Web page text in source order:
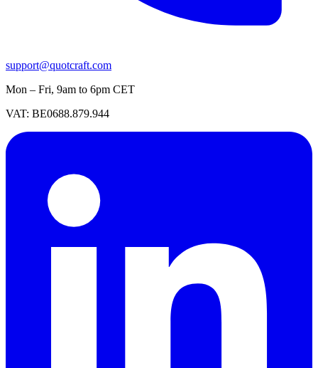
support@quotcraft.com
Mon – Fri, 9am to 6pm CET
VAT: BE0688.879.944